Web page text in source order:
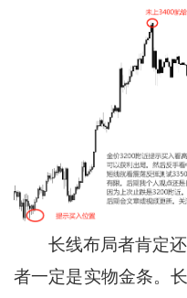
长线布局者肯定还
者一定是实物金条。